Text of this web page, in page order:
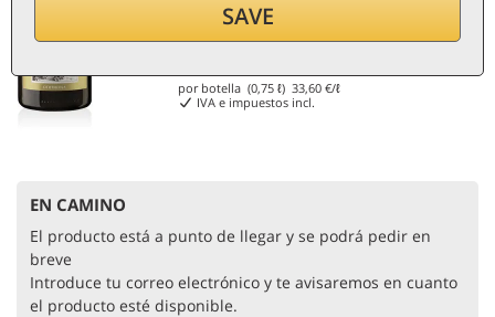
SAVE
25,20€
por botella (0,75 ℓ)33,60 €/ℓ
IVA e impuestos incl.
EN CAMINO
El producto está a punto de llegar y se podrá pedir en
breve
Introduce tu correo electrónico y te avisaremos en cuanto
el producto esté disponible.